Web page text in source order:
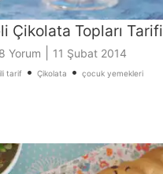
Çikolata Topları Tarifi
Yorum 11 Şubat 2014
tarif• Çikolata • çocuk yemekleri